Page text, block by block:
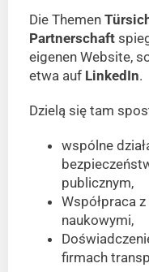
Die Themen
Partnerschaft
eigenen Website,
etwa auf LinkedIn.
Dzielą się tam
wspólne
publicznym,
Współpraca
naukowymi,
firmach